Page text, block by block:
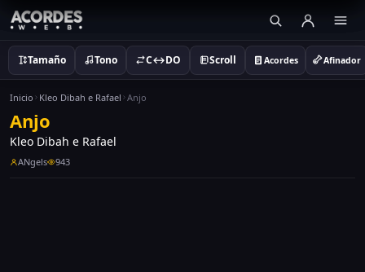
Tamaño Tono C↔DO Scroll Acordes Afinador
Inicio Kleo Dibah e Rafael Anjo
Anjo
Kleo Dibah e Rafael
ANgels 943